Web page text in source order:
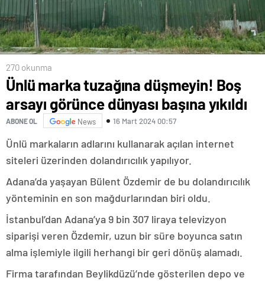
270 okunma
Ünlü marka tuzağına düşmeyin! Boş
arsayı görünce dünyası başına yıkıldı
ABONE OL News 16 Mart 2024 00:57
Ünlü markaların adlarını kullanarak açılan internet
siteleri üzerinden dolandırıcılık yapılıyor.
Adana’da yaşayan Bülent Özdemir de bu dolandırıcılık
yönteminin en son mağdurlarından biri oldu.
İstanbul’dan Adana’ya 9 bin 307 liraya televizyon
siparişi veren Özdemir, uzun bir süre boyunca satın
alma işlemiyle ilgili herhangi bir geri dönüş alamadı.
Firma tarafından Beylikdüzü’nde gösterilen depo ve